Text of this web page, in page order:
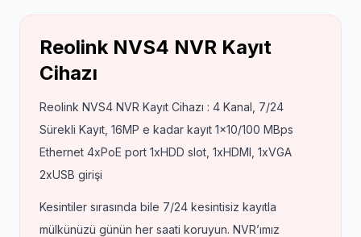
Reolink NVS4 NVR Kayıt
Cihazı
Reolink NVS4 NVR Kayıt Cihazı : 4 Kanal, 7/24
Sürekli Kayıt, 16MP e kadar kayıt 1×10/100 MBps
Ethernet 4xPoE port 1xHDD slot, 1xHDMI, 1xVGA
2xUSB girişi
Kesintiler sırasında bile 7/24 kesintisiz kayıtla
mülkünüzü günün her saati koruyun. NVR’ımız